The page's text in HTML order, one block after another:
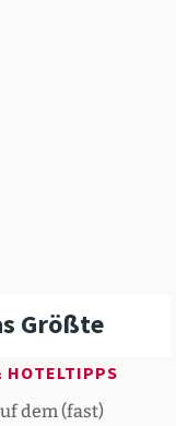
Größte
HOTELTIPPS
dem (fast)